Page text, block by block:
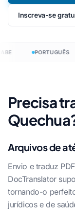
Inscreva-se
PORTUGUÊS
Precisa
Arquivos de
Envio e traduz
DocTranslator
tornando-o
jurídicos e de